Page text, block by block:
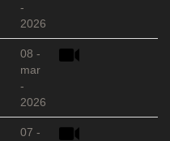
-
2026
08 -
mar
-
2026
07 -